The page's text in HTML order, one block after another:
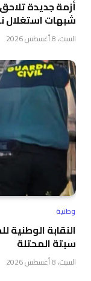
أزمة جديدة
شبهات استغلال
السبت، 8 أغسطس 2026
وطنية
النقابة
سبتة المحتلة
السبت، 8 أغسطس 2026